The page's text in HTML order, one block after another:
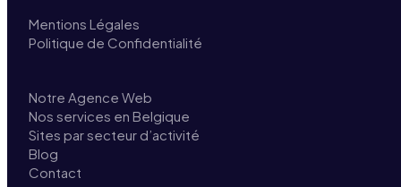
Mentions Légales
Politique de Confidentialité
Notre Agence Web
Nos services en Belgique
Sites par secteur d’activité
Blog
Contact